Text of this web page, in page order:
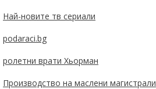
Най-новите тв сериали
podaraci.bg
ролетни врати Хьорман
Производство на маслени магистрали